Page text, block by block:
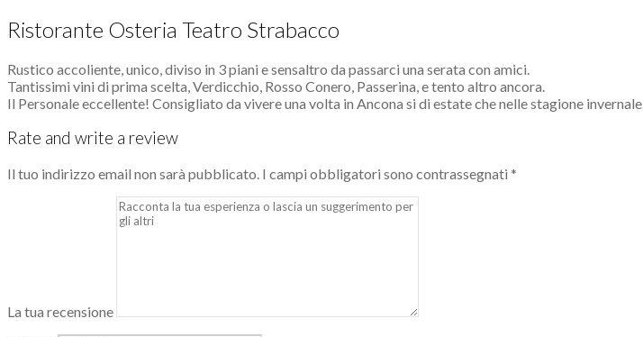
Ristorante Osteria Teatro Strabacco
Rustico accoliente, unico, diviso in 3 piani e sensaltro da passarci una serata con amici.
Tantissimi vini di prima scelta, Verdicchio, Rosso Conero, Passerina, e tento altro ancora.
Il Personale eccellente! Consigliato da vivere una volta in Ancona si di estate che nelle stagione invernale.
Rate and write a review
Il tuo indirizzo email non sarà pubblicato. I campi obbligatori sono contrassegnati *
La tua recensione